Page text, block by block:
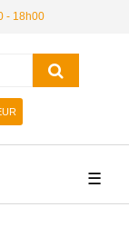
- 18h00
☰